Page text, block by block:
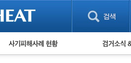
피해사례 현황
검거 소식